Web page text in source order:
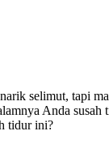
selimut, tapi
Anda
tidur ini?